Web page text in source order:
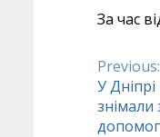
За час
Previous:
У
знімали